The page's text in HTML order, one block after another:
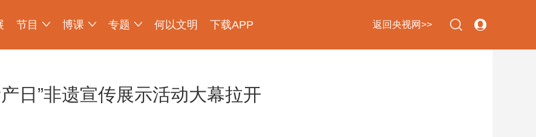
节目 博课 专题 何以文明 下载APP 返回央视网>>
日”非遗宣传展示活动大幕拉开